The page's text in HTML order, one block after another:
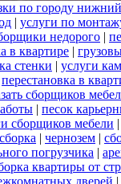
по городу
| услуги по
недорого |
в квартире |
стенки | услуги
перестановка в
сборщиков
| песок
сборщиков мебели
сборка | чернозем |
погрузчика |
квартиры от
дверей |